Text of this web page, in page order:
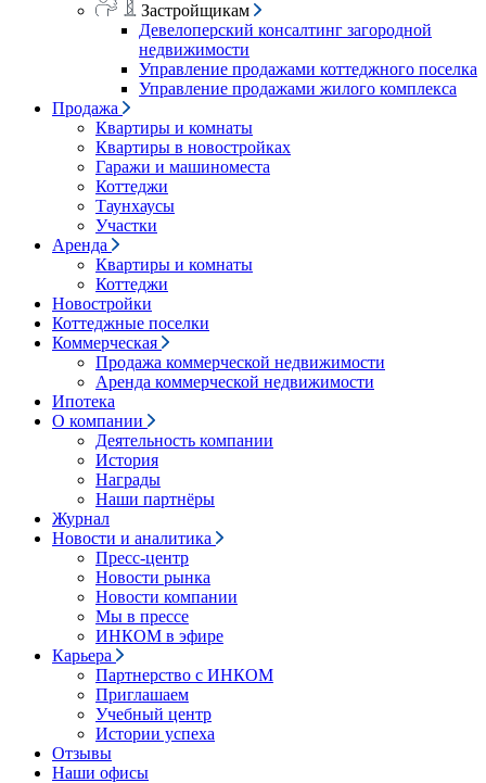
Застройщикам
Девелоперский консалтинг загородной
недвижимости
Управление продажами коттеджного поселка
Управление продажами жилого комплекса
Продажа
Квартиры и комнаты
Квартиры в новостройках
Гаражи и машиноместа
Коттеджи
Таунхаусы
Участки
Аренда
Квартиры и комнаты
Коттеджи
Новостройки
Коттеджные поселки
Коммерческая
Продажа коммерческой недвижимости
Аренда коммерческой недвижимости
Ипотека
О компании
Деятельность компании
История
Награды
Наши партнёры
Журнал
Новости и аналитика
Пресс-центр
Новости рынка
Новости компании
Мы в прессе
ИНКОМ в эфире
Карьера
Партнерство с ИНКОМ
Приглашаем
Учебный центр
Истории успеха
Отзывы
Наши офисы